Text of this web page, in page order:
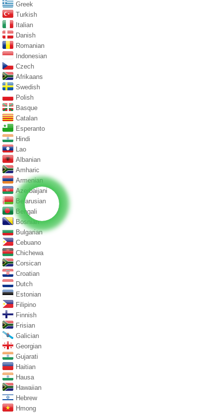
Greek
Turkish
Italian
Danish
Romanian
Indonesian
Czech
Afrikaans
Swedish
Polish
Basque
Catalan
Esperanto
Hindi
Lao
Albanian
Amharic
Armenian
Azerbaijani
Belarusian
Bengali
Bosnian
Bulgarian
Cebuano
Chichewa
Corsican
Croatian
Dutch
Estonian
Filipino
Finnish
Frisian
Galician
Georgian
Gujarati
Haitian
Hausa
Hawaiian
Hebrew
Hmong